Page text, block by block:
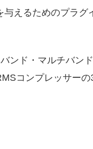
与えるためのプラグ
ンド・マルチバン
コンプレッサーの